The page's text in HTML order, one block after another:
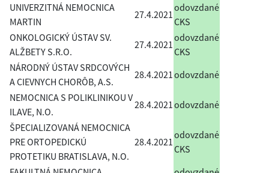
UNIVERZITNÁ NEMOCNICA
MARTIN
27.4.2021
odovzdané
CKS
ONKOLOGICKÝ ÚSTAV SV.
ALŽBETY S.R.O.
27.4.2021
odovzdané
CKS
NÁRODNÝ ÚSTAV SRDCOVÝCH
A CIEVNYCH CHORÔB, A.S.
28.4.2021 odovzdané
NEMOCNICA S POLIKLINIKOU V
ILAVE, N.O.
28.4.2021 odovzdané
ŠPECIALIZOVANÁ NEMOCNICA
PRE ORTOPEDICKÚ
PROTETIKU BRATISLAVA, N.O.
28.4.2021
odovzdané
CKS